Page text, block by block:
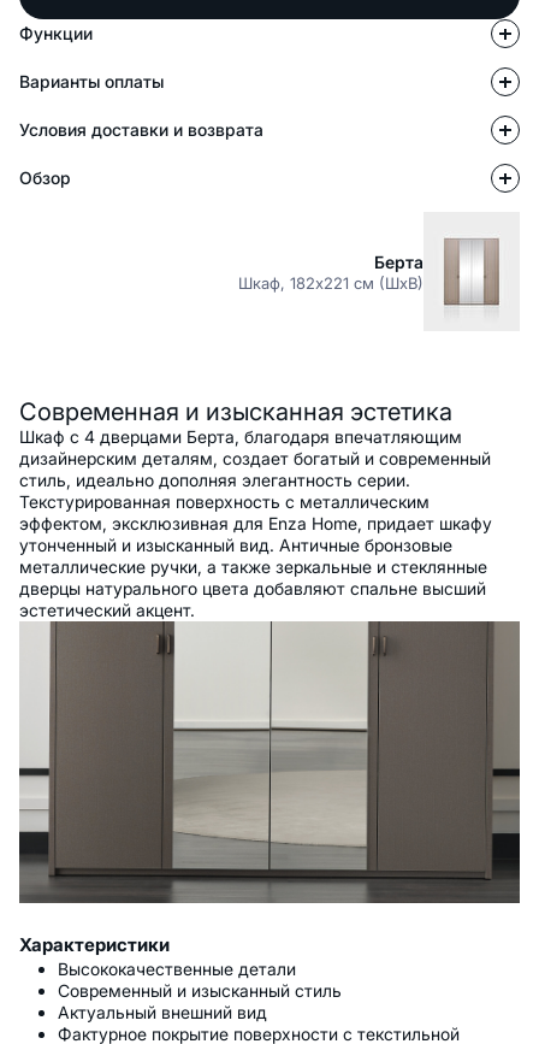
Функции
Варианты оплаты
Условия доставки и возврата
Обзор
Берта
Шкаф, 182x221 см (ШxВ)
Современная и изысканная эстетика
Шкаф с 4 дверцами Берта, благодаря впечатляющим
дизайнерским деталям, создает богатый и современный
стиль, идеально дополняя элегантность серии.
Текстурированная поверхность с металлическим
эффектом, эксклюзивная для Enza Home, придает шкафу
утонченный и изысканный вид. Античные бронзовые
металлические ручки, а также зеркальные и стеклянные
дверцы натурального цвета добавляют спальне высший
эстетический акцент.
Характеристики
Высококачественные детали
Современный и изысканный стиль
Актуальный внешний вид
Фактурное покрытие поверхности с текстильной